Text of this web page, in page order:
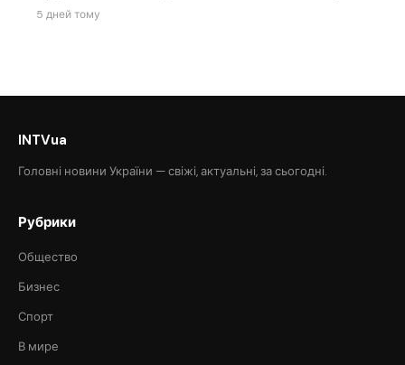
5 дней тому
INTVua
Головні новини України — свіжі, актуальні, за сьогодні.
Рубрики
Общество
Бизнес
Спорт
В мире